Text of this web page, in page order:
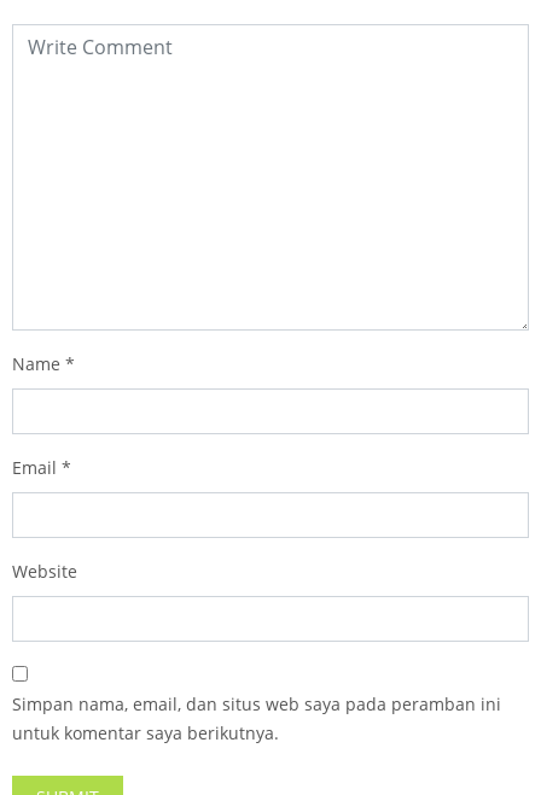
Name *
Email *
Website
Simpan nama, email, dan situs web saya pada peramban ini
untuk komentar saya berikutnya.